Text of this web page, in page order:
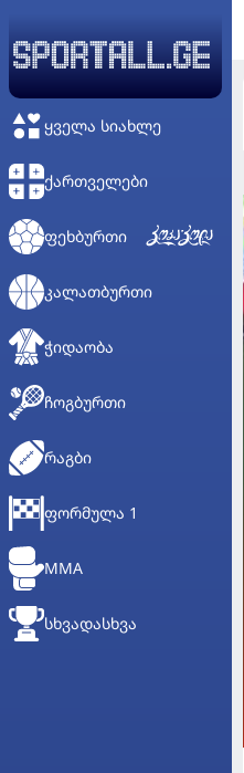
ᲧᲕᲔᲚᲐ ᲡᲘᲐᲮᲚᲔ
ᲥᲐᲠᲗᲕᲔᲚᲔᲑᲘ
ᲤᲔᲮᲑᲣᲠᲗᲘ
ᲙᲐᲚᲐᲗᲑᲣᲠᲗᲘ
ᲭᲘᲓᲐᲝᲑᲐ
ᲩᲝᲒᲑᲣᲠᲗᲘ
ᲠᲐᲒᲑᲘ
ᲤᲝᲠᲛᲣᲚᲐ 1
MMA
ᲡᲮᲕᲐᲓᲐᲡᲮᲕᲐ